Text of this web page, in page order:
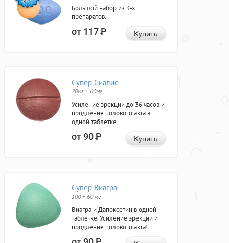
Большой набор из 3-х
препаратов.
от 117Р Купить
Супер Сиалис
20мг + 60мг
Усиление эрекции до 36 часов и
продление полового акта в
одной таблетке.
от 90Р Купить
Супер Виагра
100 + 60 мг
Виагра и Дапоксетин в одной
таблетке. Усиление эрекции и
продление полового акта!